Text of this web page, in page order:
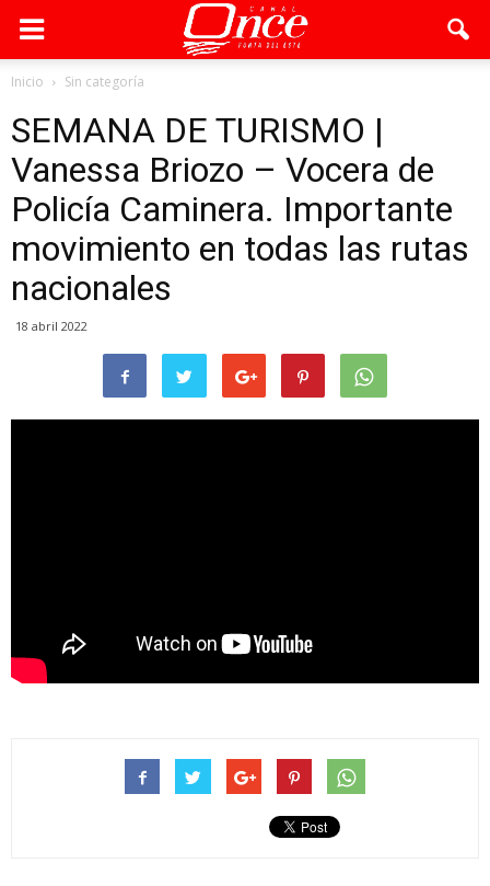
Inicio Sin categoría
SEMANA DE TURISMO |
Vanessa Briozo – Vocera de
Policía Caminera. Importante
movimiento en todas las rutas
nacionales
18 abril 2022